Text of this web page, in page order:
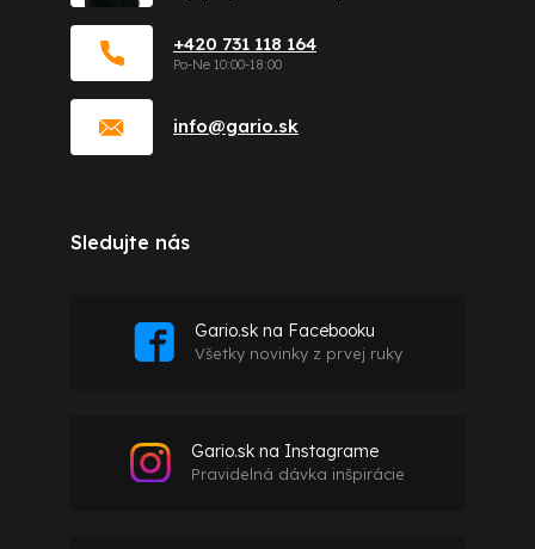
info@gario.sk
+420 731 118 164
Sledujte nás
Gario.sk na Facebooku
Všetky novinky z prvej ruky
Gario.sk na Instagrame
Pravidelná dávka inšpirácie